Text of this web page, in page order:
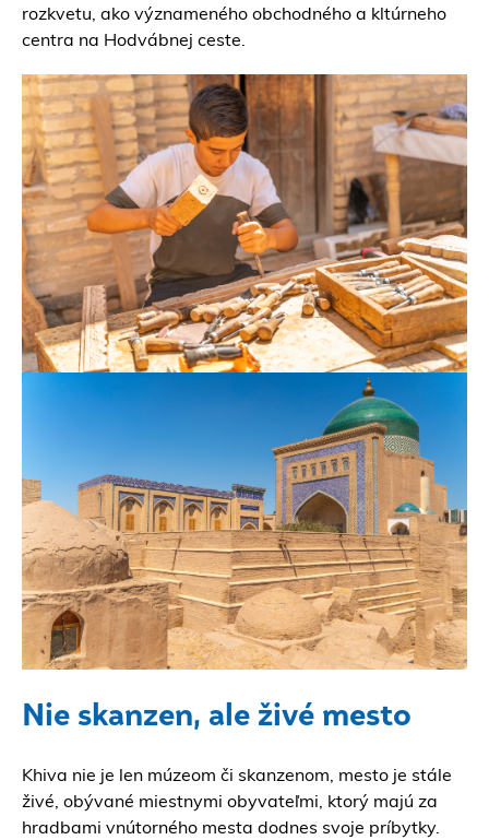
rozkvetu, ako význameného obchodného a kltúrneho
centra na Hodvábnej ceste.
Nie skanzen, ale živé mesto
Khiva nie je len múzeom či skanzenom, mesto je stále
živé, obývané miestnymi obyvateľmi, ktorý majú za
hradbami vnútorného mesta dodnes svoje príbytky.